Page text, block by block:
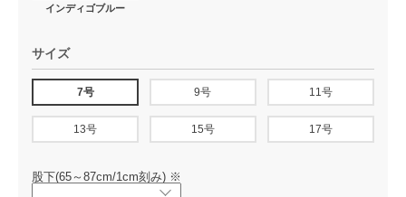
インディゴブルー
サイズ
7号 9号 11号
13号 15号 17号
股下(65～87cm/1cm刻み) ※